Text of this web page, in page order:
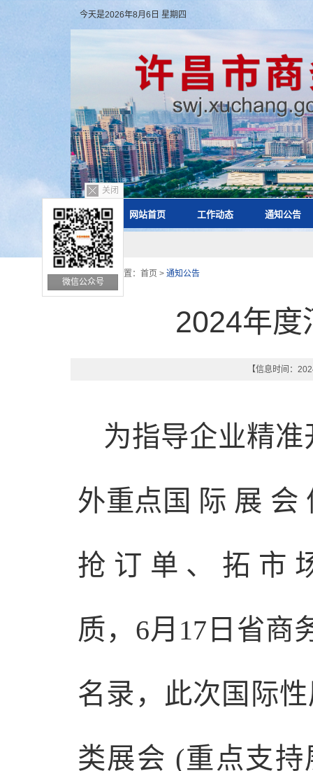
今天是2026年8月6日 星期四
网站首页 工作动态 通知公告
关闭
微信公众号
您的位置： 首页 > 通知公告
2024年度
【信息时间：
为指导企业精
外重点国 际 展 会
抢 订 单 、 拓 市
质，6月17日省商
名录，此次国际
类展会 (重点支